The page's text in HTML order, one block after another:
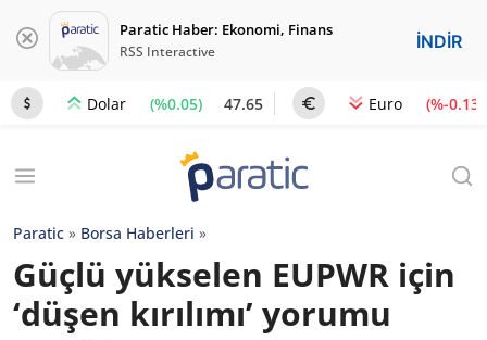
Paratic Haber: Ekonomi, Finans
RSS Interactive İNDİR
Dolar (%0.05) 47.65 Euro (%-0.13)
Paratic » Borsa Haberleri »
Güçlü yükselen EUPWR için
‘düşen kırılımı’ yorumu